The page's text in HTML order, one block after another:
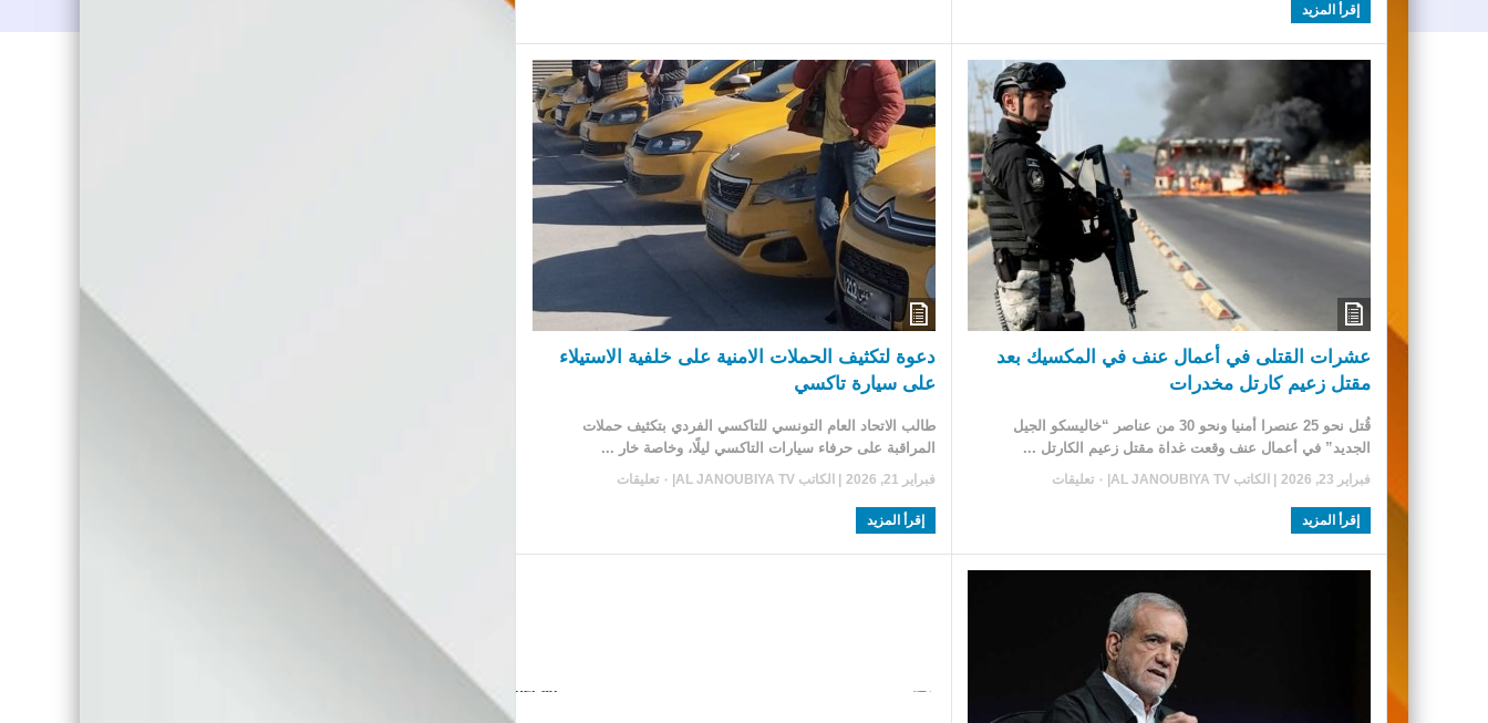
إقرأ المزيد
عشرات القتلى في أعمال عنف في المكسيك بعد
مقتل زعيم كارتل مخدرات
قُتل نحو 25 عنصرا أمنيا ونحو 30 من عناصر “خاليسكو الجيل
الجديد” في أعمال عنف وقعت غداة مقتل زعيم الكارتل ...
فبراير 23, 2026 | الكاتب AL JANOUBIYA TV
|
إقرأ المزيد
دعوة لتكثيف الحملات الامنية على خلفية الاستيلاء
على سيارة تاكسي
طالب الاتحاد العام التونسي للتاكسي الفردي بتكثيف حملات
المراقبة على حرفاء سيارات التاكسي ليلًا، وخاصة خار ...
فبراير 21, 2026 | الكاتب AL JANOUBIYA TV
|
إقرأ المزيد